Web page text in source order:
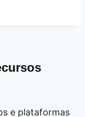
e plataformas